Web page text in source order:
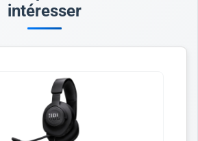
intéresser